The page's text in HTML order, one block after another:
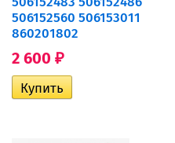
506152560 506153011
860201802
2 600 ₽